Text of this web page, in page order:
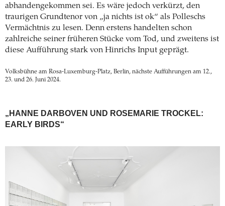
abhandengekommen sei. Es wäre jedoch verkürzt, den
traurigen Grundtenor von „ja nichts ist ok“ als Polleschs
Vermächtnis zu lesen. Denn erstens handelten schon
zahlreiche seiner früheren Stücke vom Tod, und zweitens ist
diese Aufführung stark von Hinrichs Input geprägt.
Volksbühne am Rosa-Luxemburg-Platz, Berlin, nächste Aufführungen am 12.,
23. und 26. Juni 2024.
„HANNE DARBOVEN UND ROSEMARIE TROCKEL:
EARLY BIRDS“